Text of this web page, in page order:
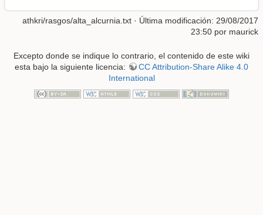
athkri/rasgos/alta_alcurnia.txt · Última modificación: 29/08/2017
23:50 por maurick
Excepto donde se indique lo contrario, el contenido de este wiki
esta bajo la siguiente licencia:
CC Attribution-Share Alike 4.0
International